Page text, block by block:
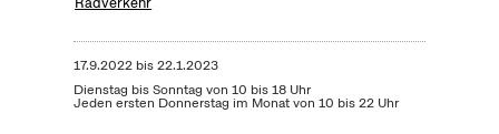
17.9.2022bis22.1.2023
Dienstag bis Sonntag von 10 bis 18 Uhr
Jeden ersten Donnerstag im Monat von 10 bis 22 Uhr